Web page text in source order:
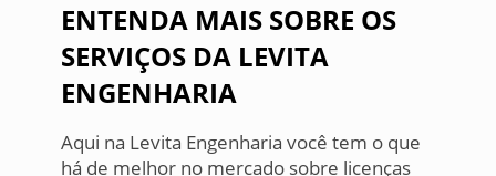
ENTENDA MAIS SOBRE OS
SERVIÇOS DA LEVITA
ENGENHARIA
Aqui na Levita Engenharia você tem o que
há de melhor no mercado sobre licenças